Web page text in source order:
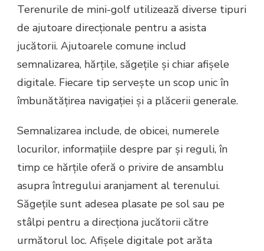
Terenurile de mini-golf utilizează diverse tipuri
de ajutoare direcționale pentru a asista
jucătorii. Ajutoarele comune includ
semnalizarea, hărțile, săgețile și chiar afișele
digitale. Fiecare tip servește un scop unic în
îmbunătățirea navigației și a plăcerii generale.
Semnalizarea include, de obicei, numerele
locurilor, informațiile despre par și reguli, în
timp ce hărțile oferă o privire de ansamblu
asupra întregului aranjament al terenului.
Săgețile sunt adesea plasate pe sol sau pe
stâlpi pentru a direcționa jucătorii către
următorul loc. Afișele digitale pot arăta